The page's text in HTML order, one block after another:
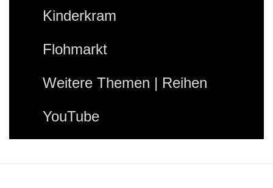
Kinderkram
Flohmarkt
Weitere Themen | Reihen
YouTube